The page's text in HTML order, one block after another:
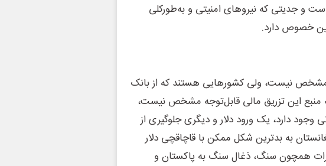
و جدیتی که نیرو‌های امنیتی و به‌طورکلی
خصوص دارد.
این ۴۰ میلیون دلار مشخص نیست، ولی کشورهایی هستند که از بانک
منبع این تزریق مالی قابل‌توجه مشخص نیست،
وجود دارد، یک ورود دلار و دیگری جلوگیری از
به بدترین شکل ممکن با قاچاقچی دلار
همچون سنگ، ذغال سنگ به پاکستان و